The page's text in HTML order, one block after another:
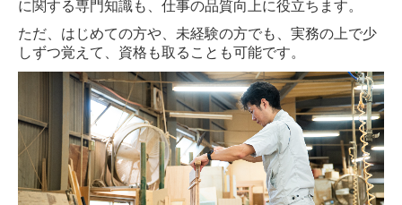
に関する専門知識も、仕事の品質向上に役立ちます。
ただ、はじめての方や、未経験の方でも、実務の上で少
しずつ覚えて、資格も取ることも可能です。